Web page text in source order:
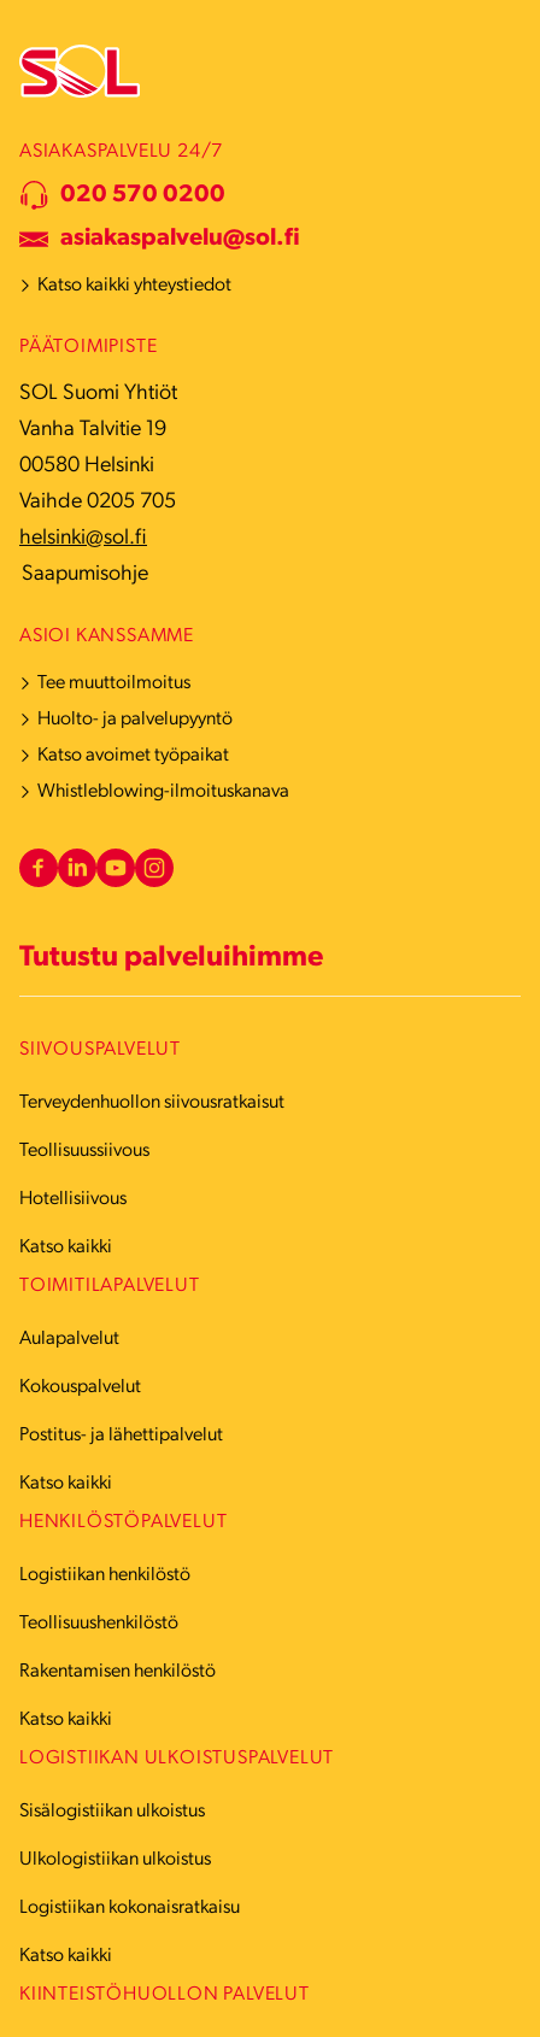
ASIAKASPALVELU 24/7
020 570 0200
asiakaspalvelu@sol.fi
Katso kaikki yhteystiedot
PÄÄTOIMIPISTE
SOL Suomi Yhtiöt
Vanha Talvitie 19
00580 Helsinki
Vaihde 0205 705
helsinki@sol.fi
Saapumisohje
ASIOI KANSSAMME
Tee muuttoilmoitus
Huolto- ja palvelupyyntö
Katso avoimet työpaikat
Whistleblowing-ilmoituskanava
Tutustu palveluihimme
SIIVOUSPALVELUT
Terveydenhuollon siivousratkaisut
Teollisuussiivous
Hotellisiivous
Katso kaikki
TOIMITILAPALVELUT
Aulapalvelut
Kokouspalvelut
Postitus- ja lähettipalvelut
Katso kaikki
HENKILÖSTÖPALVELUT
Logistiikan henkilöstö
Teollisuushenkilöstö
Rakentamisen henkilöstö
Katso kaikki
LOGISTIIKAN ULKOISTUSPALVELUT
Sisälogistiikan ulkoistus
Ulkologistiikan ulkoistus
Logistiikan kokonaisratkaisu
Katso kaikki
KIINTEISTÖHUOLLON PALVELUT